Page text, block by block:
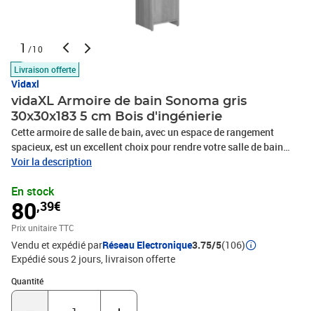
1 /10
Livraison offerte
Vidaxl
vidaXL Armoire de bain Sonoma gris
30x30x183 5 cm Bois d'ingénierie
Cette armoire de salle de bain, avec un espace de rangement
spacieux, est un excellent choix pour rendre votre salle de bain
bien rangée et frappante ! Grand espace de rangement : l'unité de
diverses options de rangement et un espace supplémentaire pour
ranger des articles dans votre salle de bain.Design élégant : les
lignes épurées et le design élégant se fondent parfaitement dans
votre salle de bain.Matériau facile à nettoyer : fabriquée en bois
d'ingénierie, l'armoire haute est facile à nettoyer avec un chiffon
humide. Attention :Afin d'éviter qu'il ne bascule, ce produit doit être
utilisé avec le dispositif de fixation murale fourni. Veuillez noter
:Les vis et les chevilles pour l'intérieur du mur ne sont pas incluses.
Voir la description
En stock
80,39€
Prix unitaire TTC
Vendu et expédié parRéseau Electronique3.75/5(106)
Expédié sous 2 jours livraison offerte
Quantité
Quantité : 1